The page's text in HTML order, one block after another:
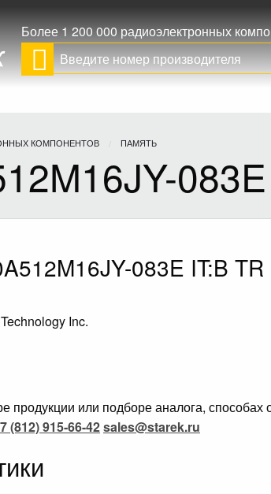
Более 1 200 000 радиоэлектронных
КОМПОНЕНТОВ ПАМЯТЬ
083E IT:B TR
Inc.
или подборе аналога, способах
(812) 915-66-42sales@starek.ru